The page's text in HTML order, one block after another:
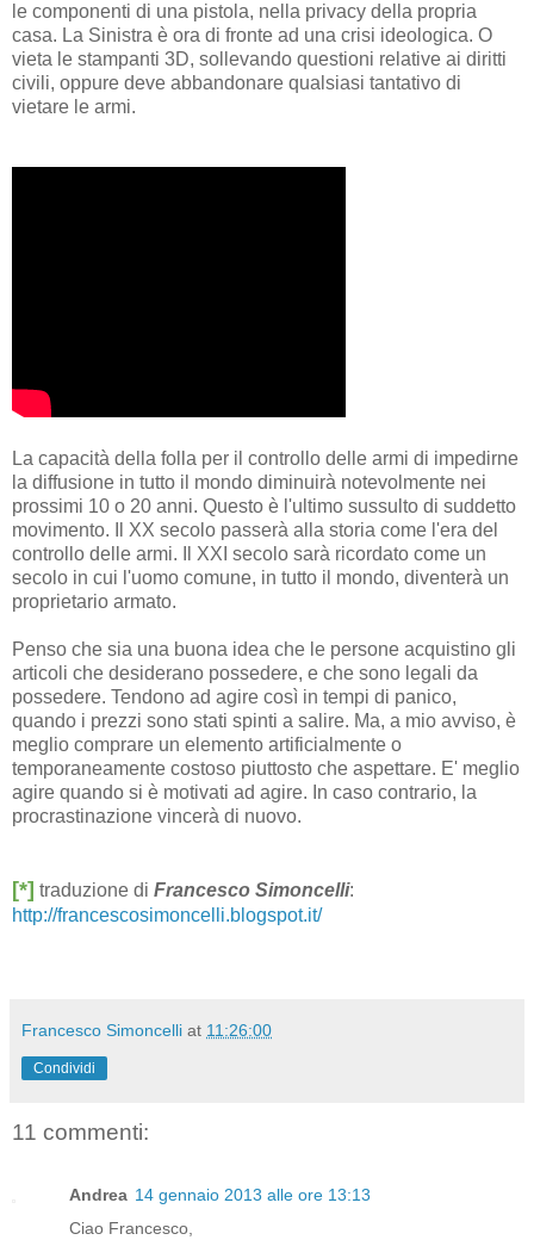
le componenti di una pistola, nella privacy della propria
casa. La Sinistra è ora di fronte ad una crisi ideologica. O
vieta le stampanti 3D, sollevando questioni relative ai diritti
civili, oppure deve abbandonare qualsiasi tantativo di
vietare le armi.
La capacità della folla per il controllo delle armi di impedirne
la diffusione in tutto il mondo diminuirà notevolmente nei
prossimi 10 o 20 anni. Questo è l'ultimo sussulto di suddetto
movimento. Il XX secolo passerà alla storia come l'era del
controllo delle armi. Il XXI secolo sarà ricordato come un
secolo in cui l'uomo comune, in tutto il mondo, diventerà un
proprietario armato.
Penso che sia una buona idea che le persone acquistino gli
articoli che desiderano possedere, e che sono legali da
possedere. Tendono ad agire così in tempi di panico,
quando i prezzi sono stati spinti a salire. Ma, a mio avviso, è
meglio comprare un elemento artificialmente o
temporaneamente costoso piuttosto che aspettare. E' meglio
agire quando si è motivati ad agire. In caso contrario, la
procrastinazione vincerà di nuovo.
[*] traduzione di Francesco Simoncelli:
http://francescosimoncelli.blogspot.it/
Francesco Simoncelli at 11:26:00
Condividi
11 commenti:
Andrea 14 gennaio 2013 alle ore 13:13
Ciao Francesco,